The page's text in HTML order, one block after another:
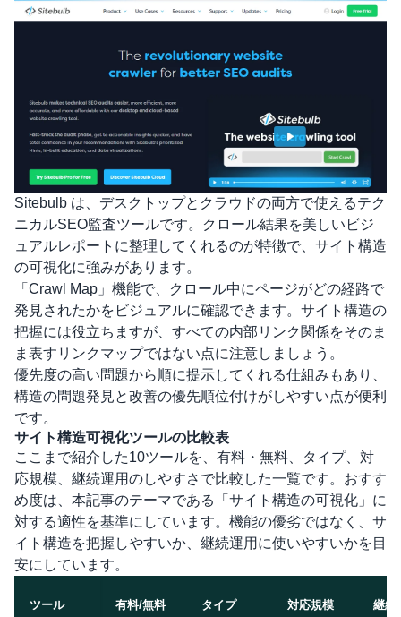
Sitebulb は、デスクトップとクラウドの両方で使えるテク
ニカルSEO監査ツールです。クロール結果を美しいビジ
ュアルレポートに整理してくれるのが特徴で、サイト構造
の可視化に強みがあります。
「Crawl Map」機能で、クロール中にページがどの経路で
発見されたかをビジュアルに確認できます。サイト構造の
把握には役立ちますが、すべての内部リンク関係をそのま
ま表すリンクマップではない点に注意しましょう。
優先度の高い問題から順に提示してくれる仕組みもあり、
構造の問題発見と改善の優先順位付けがしやすい点が便利
です。
サイト構造可視化ツールの比較表
ここまで紹介した10ツールを、有料・無料、タイプ、対
応規模、継続運用のしやすさで比較した一覧です。おすす
め度は、本記事のテーマである「サイト構造の可視化」に
対する適性を基準にしています。機能の優劣ではなく、サ
イト構造を把握しやすいか、継続運用に使いやすいかを目
安にしています。
ツール 有料/無料 タイプ 対応規模 継続